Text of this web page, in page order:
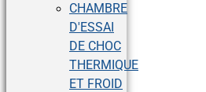
CHAMBRE
D'ESSAI
DE CHOC
THERMIQUE
ET FROID